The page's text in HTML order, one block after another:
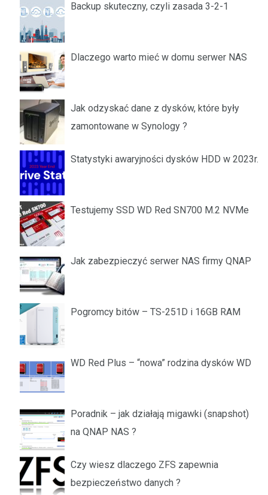
Backup skuteczny, czyli zasada 3-2-1
Dlaczego warto mieć w domu serwer NAS
Jak odzyskać dane z dysków, które były
zamontowane w Synology ?
Statystyki awaryjności dysków HDD w 2023r.
Testujemy SSD WD Red SN700 M.2 NVMe
Jak zabezpieczyć serwer NAS firmy QNAP
Pogromcy bitów – TS-251D i 16GB RAM
WD Red Plus – “nowa” rodzina dysków WD
Poradnik – jak działają migawki (snapshot)
na QNAP NAS ?
Czy wiesz dlaczego ZFS zapewnia
bezpieczeństwo danych ?